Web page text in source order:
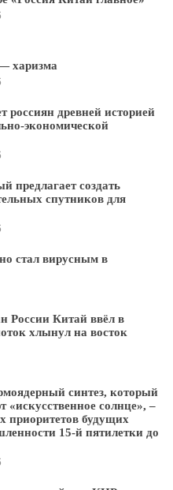
харизма
россиян древней историей
экономической
предлагает создать
спутников для
стал вирусным в
России Китай ввёл в
хлынул на восток
синтез, который
«искусственное солнце», –
приоритетов будущих
15-й пятилетки до